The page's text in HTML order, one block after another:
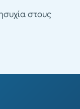
στους